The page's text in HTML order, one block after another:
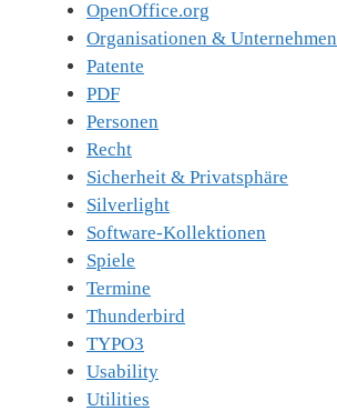
OpenOffice.org
Organisationen & Unternehmen
Patente
PDF
Personen
Recht
Sicherheit & Privatsphäre
Silverlight
Software-Kollektionen
Spiele
Termine
Thunderbird
TYPO3
Usability
Utilities